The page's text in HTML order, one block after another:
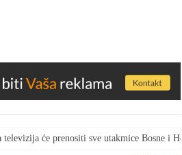
će prenositi sve utakmice Bosne i